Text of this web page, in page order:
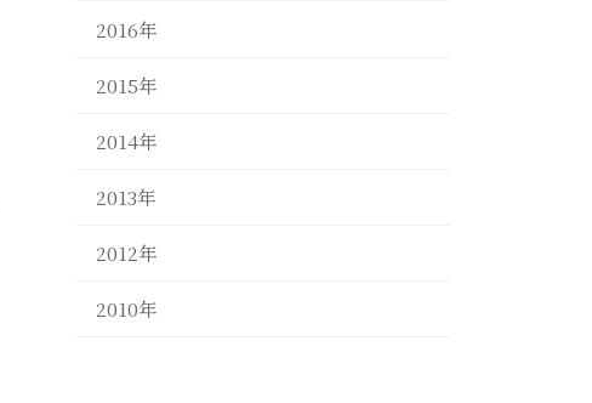
2016年
2015年
2014年
2013年
2012年
2010年